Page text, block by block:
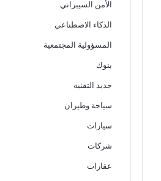
الأمن السيبراني
الذكاء الاصطناعي
المسؤولية المجتمعية
بنوك
جديد التقنية
سياحة وطيران
سيارات
شركات
عقارات